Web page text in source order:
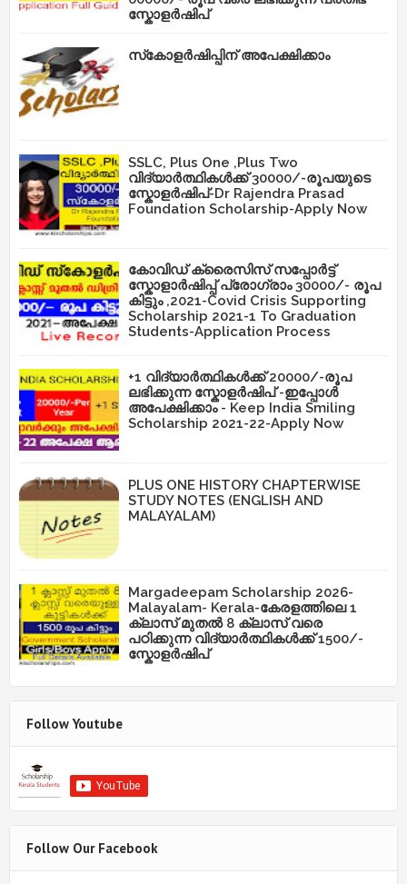
സ്കോളർഷിപ്
സ്‌കോളർഷിപ്പിന് അപേക്ഷിക്കാം
SSLC, Plus One ,Plus Two
വിദ്യാർത്ഥികൾക്ക് 30000/-രൂപയുടെ
സ്കോളർഷിപ്-Dr Rajendra Prasad
Foundation Scholarship-Apply Now
കോവിഡ് ക്രൈസിസ് സപ്പോർട്ട്
സ്കോളാർഷിപ്പ് പ്രോഗ്രാം 30000/- രൂപ
കിട്ടും ,2021-Covid Crisis Supporting
Scholarship 2021-1 To Graduation
Students-Application Process
+1 വിദ്യാർത്ഥികൾക്ക് 20000/-രൂപ
ലഭിക്കുന്ന സ്കോളർഷിപ് -ഇപ്പോൾ
അപേക്ഷിക്കാം - Keep India Smiling
Scholarship 2021-22-Apply Now
PLUS ONE HISTORY CHAPTERWISE
STUDY NOTES (ENGLISH AND
MALAYALAM)
Margadeepam Scholarship 2026-
Malayalam- Kerala-കേരളത്തിലെ 1
ക്ലാസ് മുതൽ 8 ക്ലാസ് വരെ
പഠിക്കുന്ന വിദ്യാർത്ഥികൾക്ക് 1500/-
സ്കോളർഷിപ്
Follow Youtube
Follow Our Facebook